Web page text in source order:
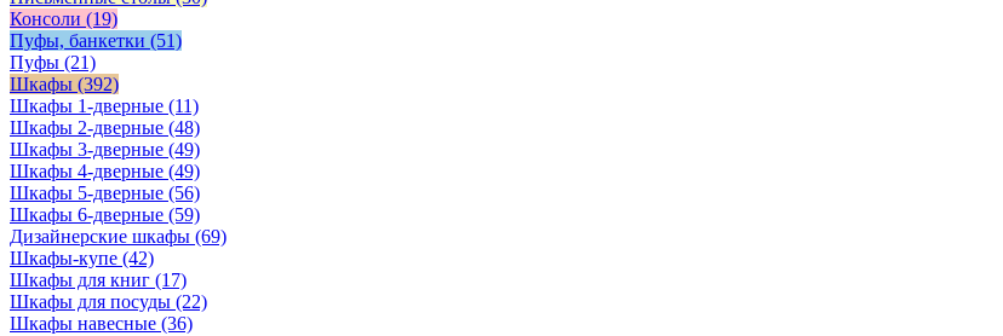
Консоли (19)
Пуфы, банкетки (51)
Пуфы (21)
Шкафы (392)
Шкафы 1-дверные (11)
Шкафы 2-дверные (48)
Шкафы 3-дверные (49)
Шкафы 4-дверные (49)
Шкафы 5-дверные (56)
Шкафы 6-дверные (59)
Дизайнерские шкафы (69)
Шкафы-купе (42)
Шкафы для книг (17)
Шкафы для посуды (22)
Шкафы навесные (36)